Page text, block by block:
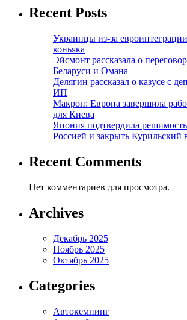
Recent Posts
Украинцы из-за евроинтеграции
коньяка
Эйсмонт рассказала о
Беларуси и Омана
Делягин рассказал о казусе с
ИП
Макрон: Европа завершила
для Киева
Япония подтвердила
Россией и закрыть Курильский
Recent Comments
Нет комментариев для просмотра.
Archives
Декабрь 2025
Ноябрь 2025
Октябрь 2025
Categories
Автокемпинг